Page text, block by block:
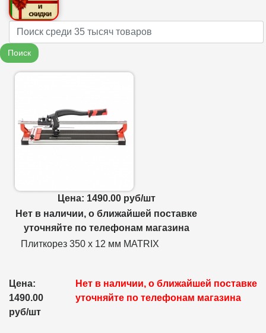
Name
Поиск
Цена: 1490.00 руб/шт
Нет в наличии, о ближайшей поставке
уточняйте по телефонам магазина
Плиткорез 350 х 12 мм MATRIX
Цена:
1490.00
руб/шт
Нет в наличии, о ближайшей поставке
уточняйте по телефонам магазина